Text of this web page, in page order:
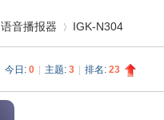
语音播报器
›
IGK-N304
今日: 0 主题: 3 排名: 23